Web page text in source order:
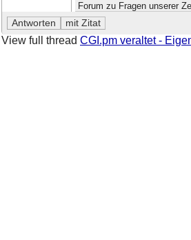
Forum zu Fragen unserer
View full thread CGI.pm veraltet -